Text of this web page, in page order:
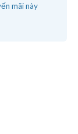
mãi này